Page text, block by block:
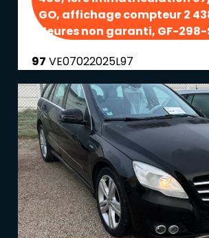
GO, affichage compteur 2
Heures non garanti, GF-298-
97 VE07022025L97